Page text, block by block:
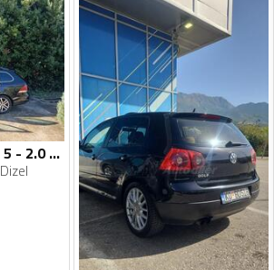
Volkswagen - Golf 5 - 2.0 TDI
Dizel